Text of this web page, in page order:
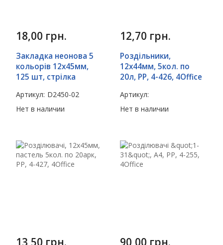
18,00 грн.
Закладка неонова 5
кольорів 12х45мм,
125 шт, стрілка
Артикул: D2450-02
Нет в наличии
12,70 грн.
Роздільники,
12х44мм, 5кол. по
20л, PP, 4-426, 4Office
Артикул:
Нет в наличии
13,50 грн. 90,00 грн.